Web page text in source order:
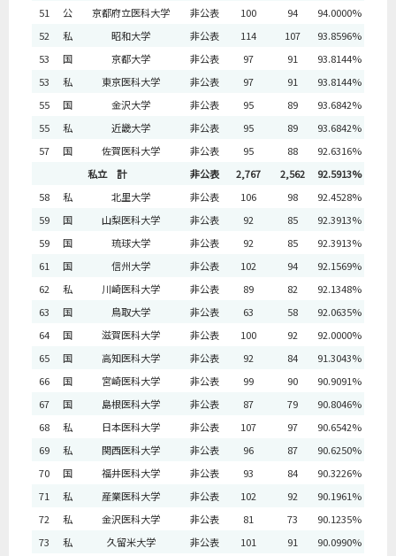
51
公 京都府立医科大学 非公表 100 94
94.0000%
52
私 昭和大学 非公表 114 107
93.8596%
53
国 京都大学 非公表 97 91
93.8144%
53
私 東京医科大学 非公表 97 91
93.8144%
55
国 金沢大学 非公表 95 89
93.6842%
55
私 近畿大学 非公表 95 89
93.6842%
57
国 佐賀医科大学 非公表 95 88
92.6316%
私立 計
非公表 2,767 2,562
92.5913%
58
私 北里大学 非公表 106 98
92.4528%
59
国 山梨医科大学 非公表 92 85
92.3913%
59
国 琉球大学 非公表 92 85
92.3913%
61
国 信州大学 非公表 102 94
92.1569%
62
私 川崎医科大学 非公表 89 82
92.1348%
63
国 鳥取大学 非公表 63 58
92.0635%
64
国 滋賀医科大学 非公表 100 92
92.0000%
65
国 高知医科大学 非公表 92 84
91.3043%
66
国 宮崎医科大学 非公表 99 90
90.9091%
67
国 島根医科大学 非公表 87 79
90.8046%
68
私 日本医科大学 非公表 107 97
90.6542%
69
私 関西医科大学 非公表 96 87
90.6250%
70
国 福井医科大学 非公表 93 84
90.3226%
71
私 産業医科大学 非公表 102 92
90.1961%
72
私 金沢医科大学 非公表 81 73
90.1235%
73
私 久留米大学 非公表 101 91
90.0990%